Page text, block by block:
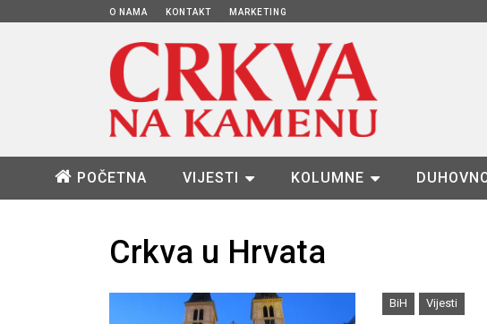
O NAMA KONTAKT MARKETING
POČETNA VIJESTI KOLUMNE
Crkva u Hrvata
BiH Vijesti